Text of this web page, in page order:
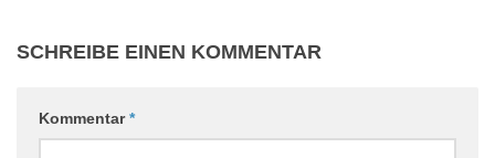
SCHREIBE EINEN KOMMENTAR
Kommentar*